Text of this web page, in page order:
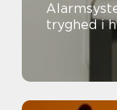
Alarmsystemer
tryghed i